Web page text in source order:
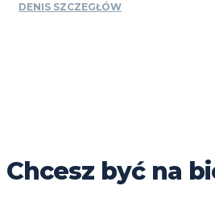
DENIS SZCZEGŁÓW
Chcesz być na